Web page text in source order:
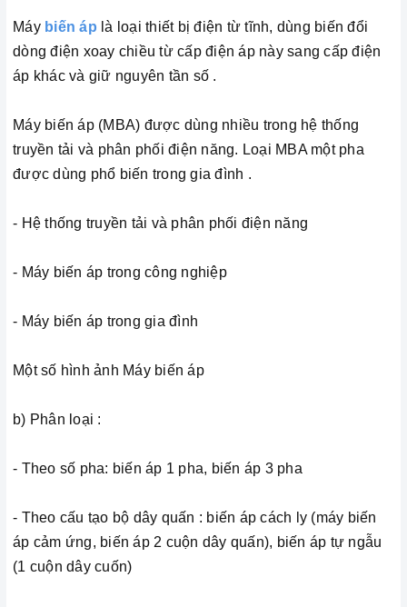
Máy biến áp là loại thiết bị điện từ tĩnh, dùng biến đổi
dòng điện xoay chiều từ cấp điện áp này sang cấp điện
áp khác và giữ nguyên tần số .
Máy biến áp (MBA) được dùng nhiều trong hệ thống
truyền tải và phân phối điện năng. Loại MBA một pha
được dùng phổ biến trong gia đình .
- Hệ thống truyền tải và phân phối điện năng
- Máy biến áp trong công nghiệp
- Máy biến áp trong gia đình
Một số hình ảnh Máy biến áp
b) Phân loại :
- Theo số pha: biến áp 1 pha, biến áp 3 pha
- Theo cấu tạo bộ dây quấn : biến áp cách ly (máy biến
áp cảm ứng, biến áp 2 cuộn dây quấn), biến áp tự ngẫu
(1 cuộn dây cuốn)